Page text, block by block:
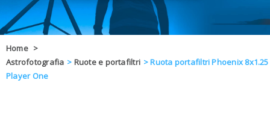
MARCHI
OFFERTE
BLOG
Home >
Astrofotografia > Ruote e portafiltri >Ruota portafiltri Phoenix 8x1.25
Player One